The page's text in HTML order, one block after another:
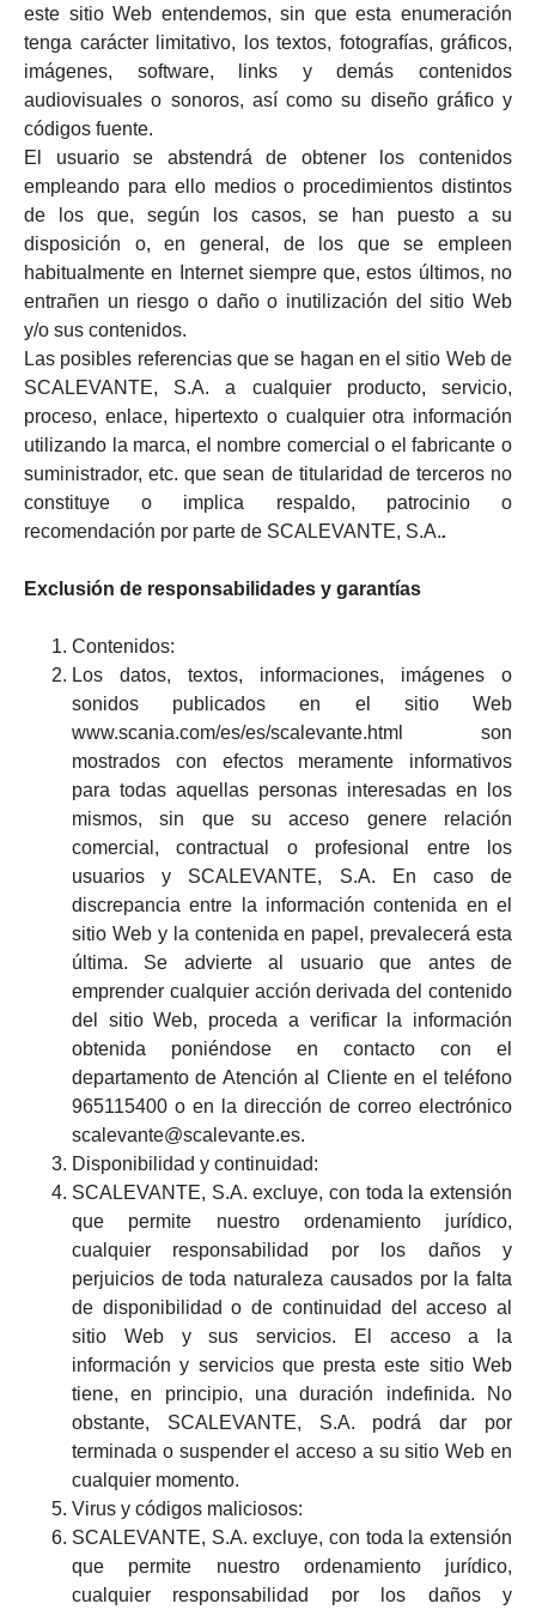
este sitio Web entendemos, sin que esta enumeración
tenga carácter limitativo, los textos, fotografías, gráficos,
imágenes, software, links y demás contenidos
audiovisuales o sonoros, así como su diseño gráfico y
códigos fuente.
El usuario se abstendrá de obtener los contenidos
empleando para ello medios o procedimientos distintos
de los que, según los casos, se han puesto a su
disposición o, en general, de los que se empleen
habitualmente en Internet siempre que, estos últimos, no
entrañen un riesgo o daño o inutilización del sitio Web
y/o sus contenidos.
Las posibles referencias que se hagan en el sitio Web de
SCALEVANTE, S.A. a cualquier producto, servicio,
proceso, enlace, hipertexto o cualquier otra información
utilizando la marca, el nombre comercial o el fabricante o
suministrador, etc. que sean de titularidad de terceros no
constituye o implica respaldo, patrocinio o
recomendación por parte de SCALEVANTE, S.A..
Exclusión de responsabilidades y garantías
Contenidos:
Los datos, textos, informaciones, imágenes o
sonidos publicados en el sitio Web
www.scania.com/es/es/scalevante.html son
mostrados con efectos meramente informativos
para todas aquellas personas interesadas en los
mismos, sin que su acceso genere relación
comercial, contractual o profesional entre los
usuarios y SCALEVANTE, S.A. En caso de
discrepancia entre la información contenida en el
sitio Web y la contenida en papel, prevalecerá esta
última. Se advierte al usuario que antes de
emprender cualquier acción derivada del contenido
del sitio Web, proceda a verificar la información
obtenida poniéndose en contacto con el
departamento de Atención al Cliente en el teléfono
965115400 o en la dirección de correo electrónico
scalevante@scalevante.es.
Disponibilidad y continuidad:
SCALEVANTE, S.A. excluye, con toda la extensión
que permite nuestro ordenamiento jurídico,
cualquier responsabilidad por los daños y
perjuicios de toda naturaleza causados por la falta
de disponibilidad o de continuidad del acceso al
sitio Web y sus servicios. El acceso a la
información y servicios que presta este sitio Web
tiene, en principio, una duración indefinida. No
obstante, SCALEVANTE, S.A. podrá dar por
terminada o suspender el acceso a su sitio Web en
cualquier momento.
Virus y códigos maliciosos:
SCALEVANTE, S.A. excluye, con toda la extensión
que permite nuestro ordenamiento jurídico,
cualquier responsabilidad por los daños y